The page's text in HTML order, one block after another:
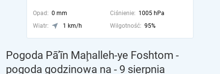
Opad: 0 mm Ciśnienie: 1005 hPa
Wiatr:
1 km/h Wilgotność: 95%
Pogoda Pā’īn Maḩalleh-ye Foshtom -
pogoda godzinowa na - 9 sierpnia